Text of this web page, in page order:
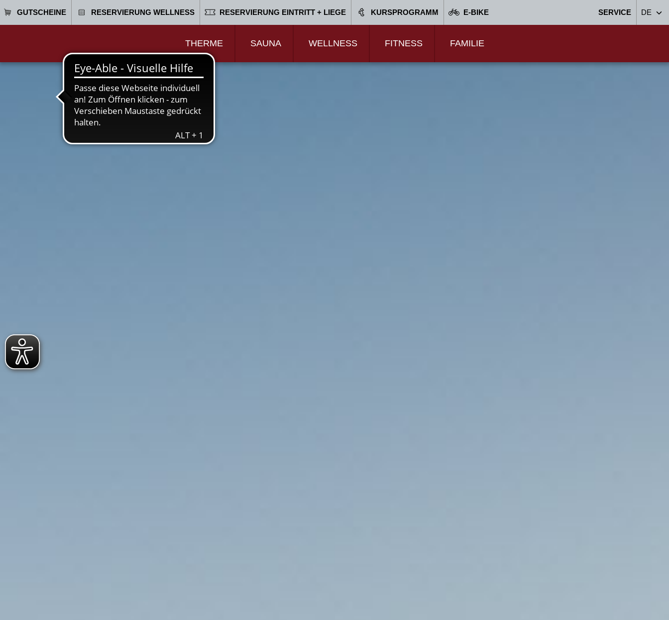
GUTSCHEINE RESERVIERUNG WELLNESS RESERVIERUNG EINTRITT + LIEGE KURSPROGRAMM E-BIKE SERVICE DE
THERME SAUNA WELLNESS FITNESS FAMILIE